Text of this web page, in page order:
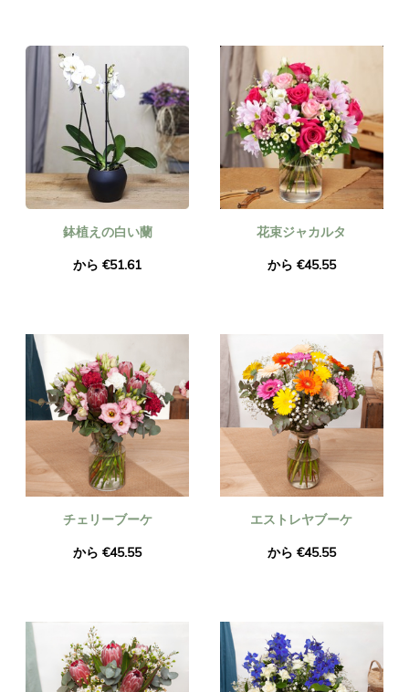
鉢植えの白い蘭
から €51.61
花束ジャカルタ
から €45.55
チェリーブーケ
から €45.55
エストレヤブーケ
から €45.55